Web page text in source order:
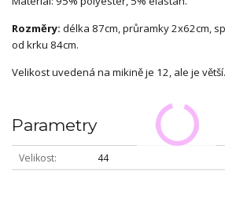
Rozměry: délka 87cm, průramky 2x62cm,
od krku 84cm.
Velikost uvedená na mikině je 12, ale je větší.
Parametry
Velikost 44